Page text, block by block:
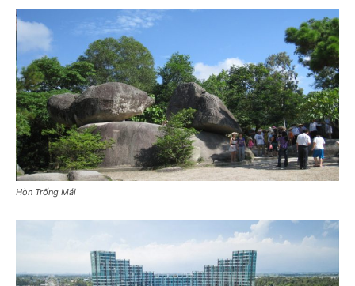
Hòn Trống Mái